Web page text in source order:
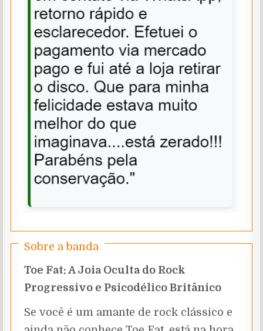
Sobre a banda
Toe Fat: A Joia Oculta do Rock
Progressivo e Psicodélico Britânico
Se você é um amante de rock clássico e